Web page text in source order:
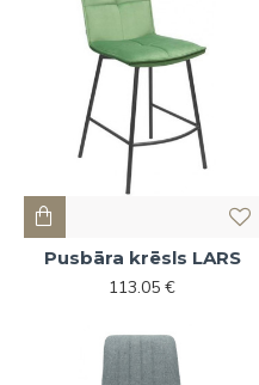
Pusbāra krēsls LARS
113.05 €